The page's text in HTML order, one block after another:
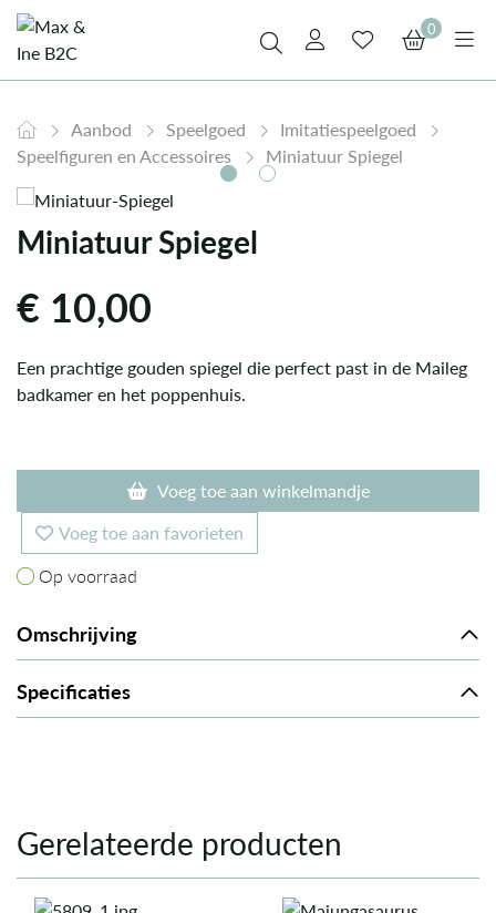
0
Aanbod Speelgoed
Imitatiespeelgoed
Speelfiguren en Accessoires
Miniatuur Spiegel
Miniatuur Spiegel
€ 10,00
Een prachtige gouden spiegel die perfect past in de Maileg
badkamer en het poppenhuis.
Voeg toe aan winkelmandje
Voeg toe aan favorieten
Op voorraad
Op voorraad
Omschrijving
Specificaties
Gerelateerde producten